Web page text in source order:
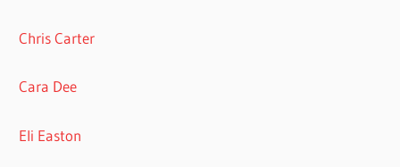
Chris Carter
Cara Dee
Eli Easton